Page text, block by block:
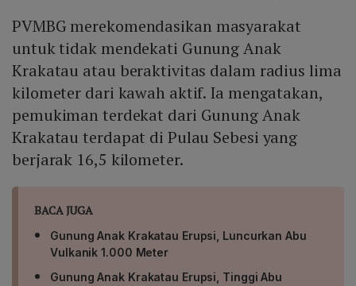
PVMBG merekomendasikan masyarakat
untuk tidak mendekati Gunung Anak
Krakatau atau beraktivitas dalam radius lima
kilometer dari kawah aktif. Ia mengatakan,
pemukiman terdekat dari Gunung Anak
Krakatau terdapat di Pulau Sebesi yang
berjarak 16,5 kilometer.
BACA JUGA
Gunung Anak Krakatau Erupsi, Luncurkan Abu
Vulkanik 1.000 Meter
Gunung Anak Krakatau Erupsi, Tinggi Abu